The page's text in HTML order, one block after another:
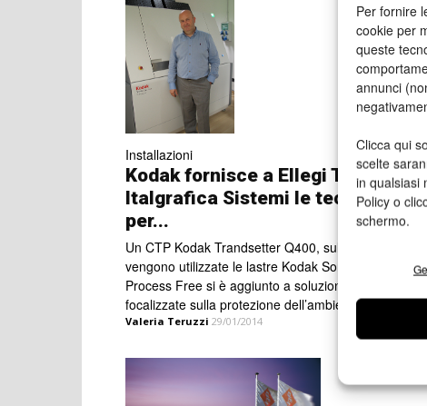
Per fornire
cookie per
queste
annunci
Clicca qui
scelte
in qualsiasi
Policy o
schermo.
Installazioni
Kodak fornisce a Ellegi Trento e
Italgrafica Sistemi le tecnologie
per...
Un CTP Kodak Trandsetter Q400, sul quale
vengono utilizzate le lastre Kodak Sonora XP
Process Free si è aggiunto a soluzioni già
focalizzate sulla protezione dell’ambiente
Valeria Teruzzi 29/01/2014